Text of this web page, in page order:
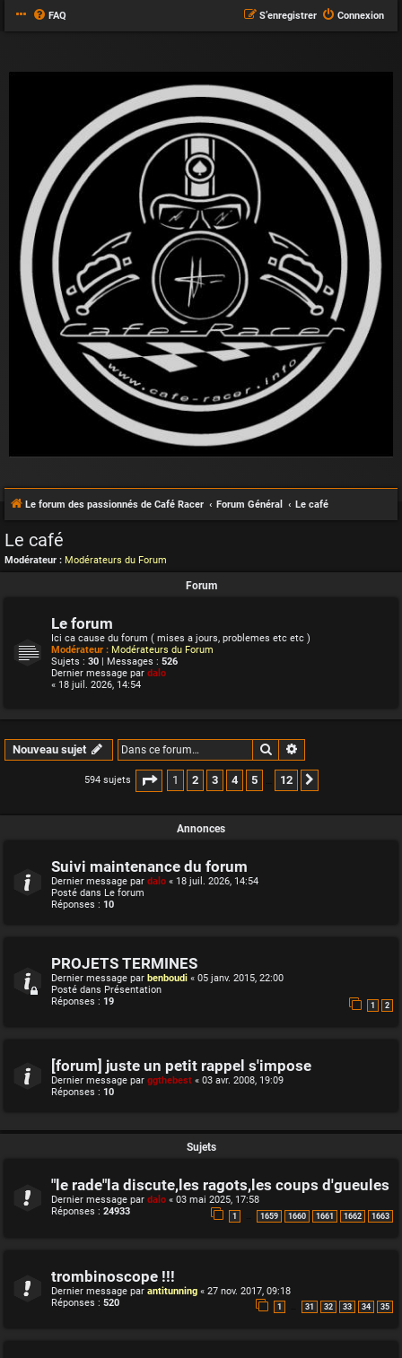
FAQ Connexion
S’enregistrer
Le forum des passionnés de Café Racer Forum Général Le café
Le café
Modérateur : Modérateurs du Forum
Forum
Le forum
Ici ca cause du forum ( mises a jours, problemes etc etc )
Modérateur : Modérateurs du Forum
Sujets : 30 | Messages : 526
Dernier message par dalo
« 18 juil. 2026, 14:54
Nouveau sujet Rechercher
594 sujets Page 1sur12
1 2 3 4 5 12
Annonces
Suivi maintenance du forum
Dernier message par dalo « 18 juil. 2026, 14:54
Posté dans Le forum
Réponses : 10
PROJETS TERMINES
Dernier message par benboudi « 05 janv. 2015, 22:00
Posté dans Présentation
Réponses : 19 1 2
[forum] juste un petit rappel s'impose
Dernier message par ggthebest « 03 avr. 2008, 19:09
Réponses : 10
Sujets
"le rade"la discute,les ragots,les coups d'gueules
Dernier message par dalo « 03 mai 2025, 17:58
Réponses : 24933 1 1659 1660 1661 1662 1663
trombinoscope !!!
Dernier message par antitunning « 27 nov. 2017, 09:18
Réponses : 520 1 31 32 33 34 35